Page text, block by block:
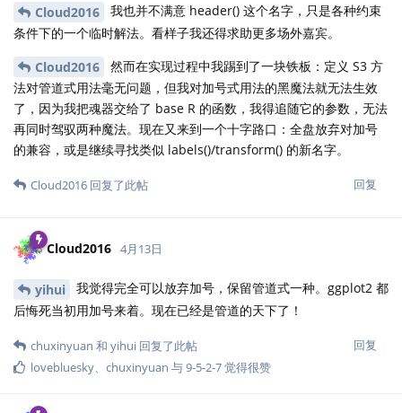
Cloud2016
我也并不满意 header() 这个名字，只是各种约束
条件下的一个临时解法。看样子我还得求助更多场外嘉宾。
Cloud2016
然而在实现过程中我踢到了一块铁板：定义 S3 方
法对管道式用法毫无问题，但我对加号式用法的黑魔法就无法生效
了，因为我把魂器交给了 base R 的函数，我得追随它的参数，无法
再同时驾驭两种魔法。现在又来到一个十字路口：全盘放弃对加号
的兼容，或是继续寻找类似 labels()/transform() 的新名字。
回复
Cloud2016 回复了此帖
Cloud2016 4月13日
yihui
我觉得完全可以放弃加号，保留管道式一种。ggplot2 都
后悔死当初用加号来着。现在已经是管道的天下了！
回复
chuxinyuan 和 yihui 回复了此帖
lovebluesky、 chuxinyuan 与9-5-2-7觉得很赞